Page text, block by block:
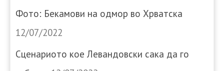
Фото: Бекамови на одмор во Хрватска
12/07/2022
Сценариото кое Левандовски сака да го